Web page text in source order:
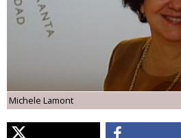
l
o
d
n
u
Michele Lamont